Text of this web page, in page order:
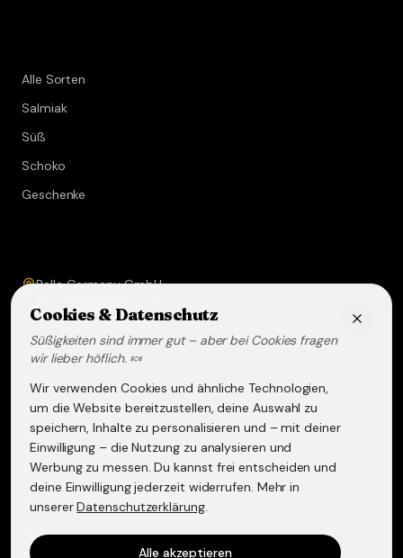
Alle Sorten
Salmiak
Süß
Schoko
Geschenke
Bella Germany GmbH
67583 Guntersblum
+49 (0) 6249 - 293158
@lakritzspezialitaeten
Versand & Lieferung
Widerruf & Rückgabe
Datenschutzerklärung
Cookies & Datenschutz
Süßigkeiten sind immer gut – aber bei Cookies fragen
wir lieber höflich. 🍬
Wir verwenden Cookies und ähnliche Technologien,
um die Website bereitzustellen, deine Auswahl zu
speichern, Inhalte zu personalisieren und – mit deiner
Einwilligung – die Nutzung zu analysieren und
Werbung zu messen. Du kannst frei entscheiden und
deine Einwilligung jederzeit widerrufen. Mehr in
unserer Datenschutzerklärung.
Alle akzeptieren